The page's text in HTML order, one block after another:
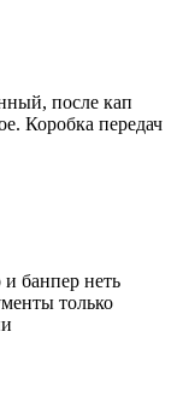
после кап
Коробка передач
банпер неть
только